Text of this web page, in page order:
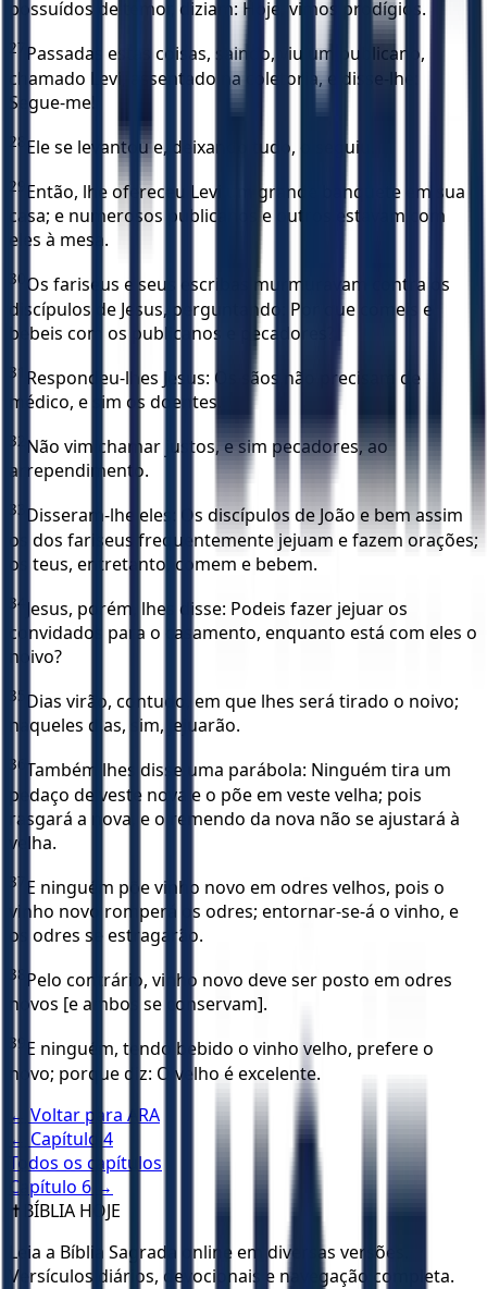
possuídos de temor, diziam: Hoje, vimos prodígios.
27 Passadas estas coisas, saindo, viu um publicano,
chamado Levi, assentado na coletoria, e disse-lhe:
Segue-me!
28 Ele se levantou e, deixando tudo, o seguiu.
29 Então, lhe ofereceu Levi um grande banquete em sua
casa; e numerosos publicanos e outros estavam com
eles à mesa.
30 Os fariseus e seus escribas murmuravam contra os
discípulos de Jesus, perguntando: Por que comeis e
bebeis com os publicanos e pecadores?
31
Respondeu-lhes Jesus: Os sãos não precisam de
médico, e sim os doentes.
32 Não vim chamar justos, e sim pecadores, ao
arrependimento.
33 Disseram-lhe eles: Os discípulos de João e bem assim
os dos fariseus frequentemente jejuam e fazem orações;
os teus, entretanto, comem e bebem.
34 Jesus, porém, lhes disse: Podeis fazer jejuar os
convidados para o casamento, enquanto está com eles o
noivo?
35 Dias virão, contudo, em que lhes será tirado o noivo;
naqueles dias, sim, jejuarão.
36 Também lhes disse uma parábola: Ninguém tira um
pedaço de veste nova e o põe em veste velha; pois
rasgará a nova, e o remendo da nova não se ajustará à
velha.
37 E ninguém põe vinho novo em odres velhos, pois o
vinho novo romperá os odres; entornar-se-á o vinho, e
os odres se estragarão.
38 Pelo contrário, vinho novo deve ser posto em odres
novos [e ambos se conservam].
39 E ninguém, tendo bebido o vinho velho, prefere o
novo; porque diz: O velho é excelente.
← Voltar para ARA
← Capítulo 4
Todos os capítulos
Capítulo 6 →
✝️ BÍBLIA HOJE
Leia a Bíblia Sagrada online em diversas versões.
Versículos diários, devocionais e navegação completa.